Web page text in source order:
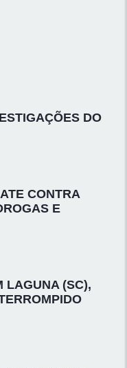
DO
CONTRA
E
LAGUNA (SC),